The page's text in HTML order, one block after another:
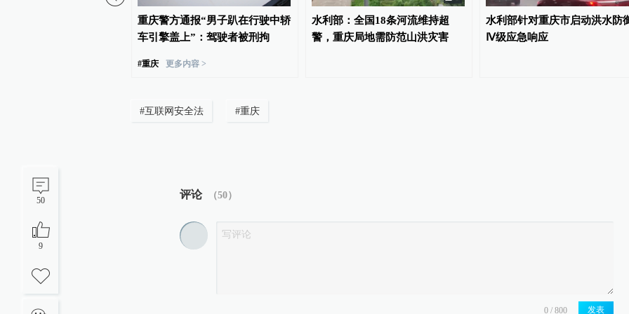
50
9
重庆警方通报“男子趴在行驶中轿
车引擎盖上”：驾驶者被刑拘
#重庆 更多内容 >
水利部：全国18条河流维持超
警，重庆局地需防范山洪灾害
水利部针对重庆市启动洪水防
Ⅳ级应急响应
#互联网安全法 #重庆
评论 （50）
发表